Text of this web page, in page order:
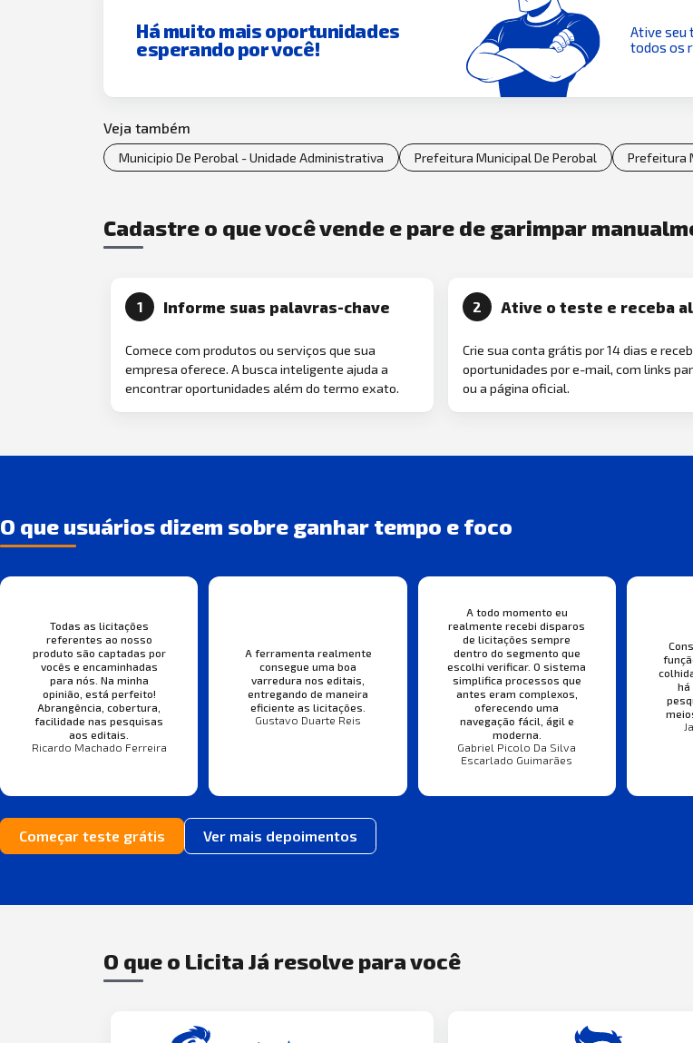
Há muito mais oportunidades
esperando por você!
Ative seu
todos os
Veja também
Municipio De Perobal - Unidade Administrativa Prefeitura Municipal De Perobal Prefeitura
Cadastre o que você vende e pare de garimpar
1 Informe suas palavras-chave
Comece com produtos ou serviços que sua
empresa oferece. A busca inteligente ajuda a
encontrar oportunidades além do termo exato.
2 Ative o teste e receba
Crie sua conta grátis por 14 dias e
oportunidades por e-mail, com links
ou a página oficial.
O que usuários dizem sobre ganhar tempo e foco
Todas as licitações
referentes ao nosso
produto são captadas por
vocês e encaminhadas
para nós. Na minha
opinião, está perfeito!
Abrangência, cobertura,
facilidade nas pesquisas
aos editais.
Ricardo Machado Ferreira
A ferramenta realmente
consegue uma boa
varredura nos editais,
entregando de maneira
eficiente as licitações.
Gustavo Duarte Reis
A todo momento eu
realmente recebi disparos
de licitações sempre
dentro do segmento que
escolhi verificar. O sistema
simplifica processos que
antes eram complexos,
oferecendo uma
navegação fácil, ágil e
moderna.
Gabriel Picolo Da Silva
Escarlado Guimarães
há
Começar teste grátis Ver mais depoimentos
O que o Licita Já resolve para você